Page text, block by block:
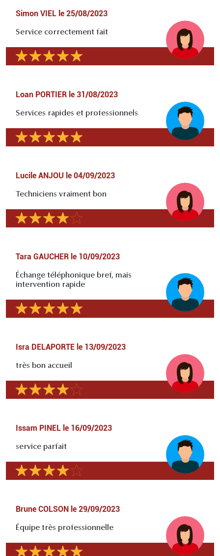
Simon VIEL le 25/08/2023
Service correctement fait
Loan PORTIER le 31/08/2023
Services rapides et professionnels
Lucile ANJOU le 04/09/2023
Techniciens vraiment bon
Tara GAUCHER le 10/09/2023
Échange téléphonique bref, mais
intervention rapide
Isra DELAPORTE le 13/09/2023
très bon accueil
Issam PINEL le 16/09/2023
service parfait
Brune COLSON le 29/09/2023
Équipe très professionnelle